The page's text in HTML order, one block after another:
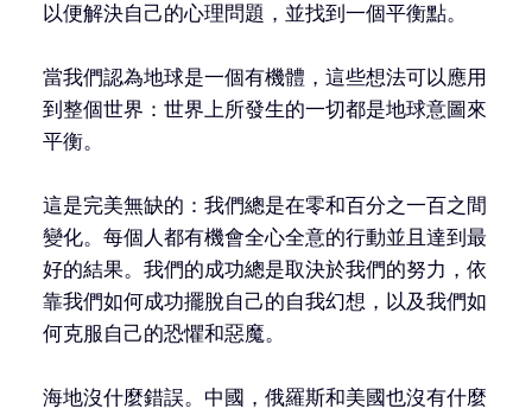
以便解決自己的心理問題，並找到一個平衡點。
當我們認為地球是一個有機體，這些想法可以應用
到整個世界：世界上所發生的一切都是地球意圖來
平衡。
這是完美無缺的：我們總是在零和百分之一百之間
變化。每個人都有機會全心全意的行動並且達到最
好的結果。我們的成功總是取決於我們的努力，依
靠我們如何成功擺脫自己的自我幻想，以及我們如
何克服自己的恐懼和惡魔。
海地沒什麼錯誤。中國，俄羅斯和美國也沒有什麼